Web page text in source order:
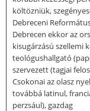
költözniük,
Debreceni
Debrecen ekkor az
kisugárzású szellemi
teológushallgató
szervezett (tagjai
Csokonai az olasz
továbbá latinul,
perzsául), gazdag